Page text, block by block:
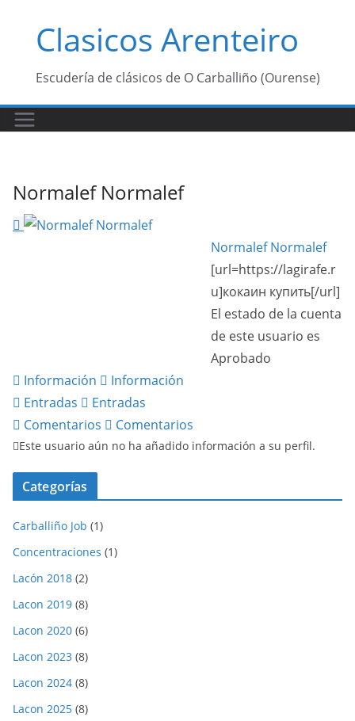
contenidoClasicos Arenteiro
Escudería de clásicos de O Carballiño (Ourense)
Normalef Normalef
Normalef Normalef
[url=https://lagirafe.r
u]кокаин купить[/url]
El estado de la cuenta
de este usuario es
Aprobado
Información
Información
Entradas
Entradas
Comentarios
Comentarios
Este usuario aún no ha añadido información a su perfil.
Categorías
Carballiño Job (1)
Concentraciones (1)
Lacón 2018 (2)
Lacon 2019 (8)
Lacon 2020 (6)
Lacon 2023 (8)
Lacon 2024 (8)
Lacon 2025 (8)